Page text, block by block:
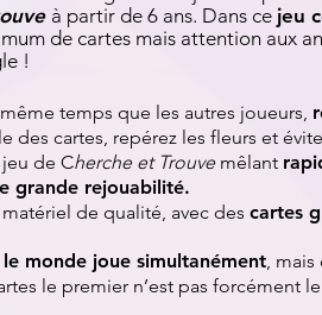
à partir de 6 ans. Dans ce jeu
de cartes mais attention aux
!
temps que les autres joueurs,
des cartes, repérez les fleurs et
jeu de Cherche et Trouvemêlant
grande rejouabilité.
matériel de qualité, avec des cartes
le monde joue simultanément,
le premier n’est pas forcément